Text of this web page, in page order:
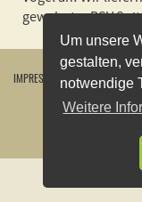
Um unsere
gestalten,
notwendige
Weitere
gewohnter BSV
IMPRESSUM
VERSANDKOSTEN